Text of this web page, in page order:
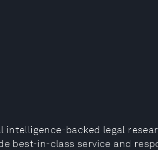
intelligence-backed legal
best-in-class service and